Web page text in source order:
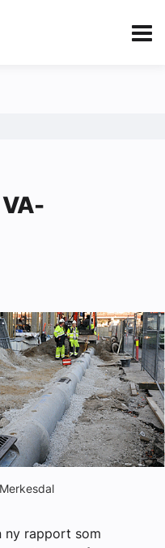
Annonsere i
ny rapport som